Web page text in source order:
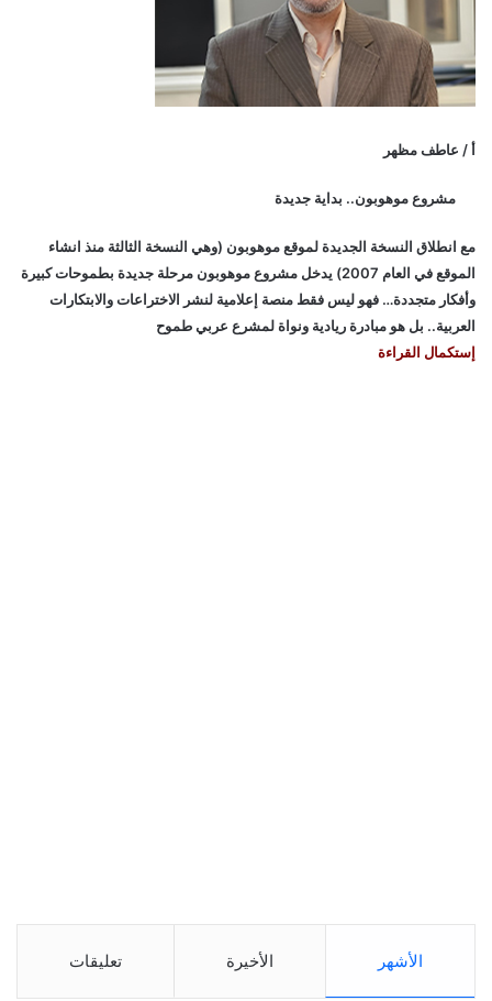
أ / عاطف مظهر
مشروع موهوبون.. بداية جديدة
مع انطلاق النسخة الجديدة لموقع موهوبون (وهي النسخة الثالثة منذ انشاء
الموقع في العام 2007) يدخل مشروع موهوبون مرحلة جديدة بطموحات كبيرة
وأفكار متجددة… فهو ليس فقط منصة إعلامية لنشر الاختراعات والابتكارات
العربية.. بل هو مبادرة ريادية ونواة لمشرع عربي طموح
إستكمال القراءة
الأشهر الأخيرة تعليقات